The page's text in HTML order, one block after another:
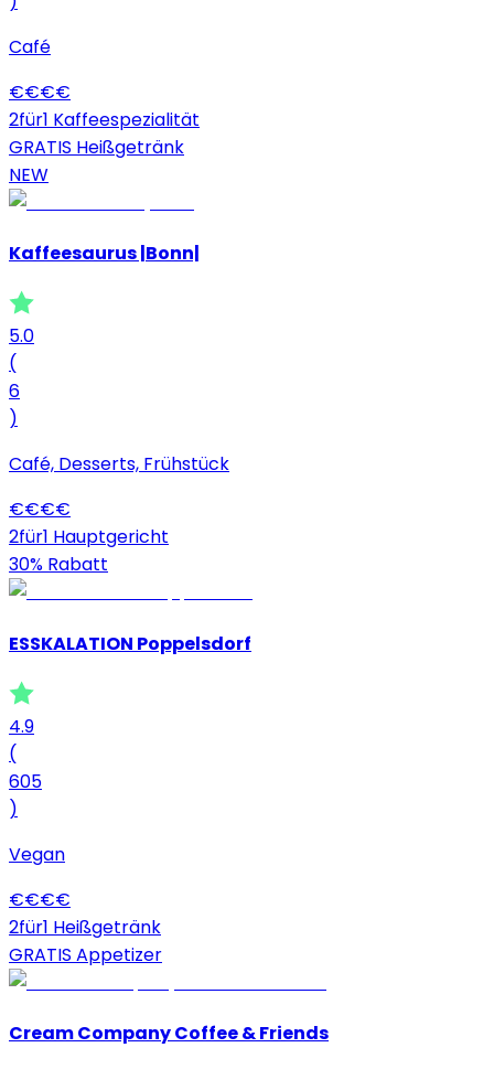
Café
€€€€
2für1 Kaffeespezialität
GRATIS Heißgetränk
NEW
Kaffeesaurus |Bonn|
5.0
(
6
)
Café, Desserts, Frühstück
€€€€
2für1 Hauptgericht
30% Rabatt
ESSKALATION Poppelsdorf
4.9
(
605
)
Vegan
€€€€
2für1 Heißgetränk
GRATIS Appetizer
Cream Company Coffee & Friends